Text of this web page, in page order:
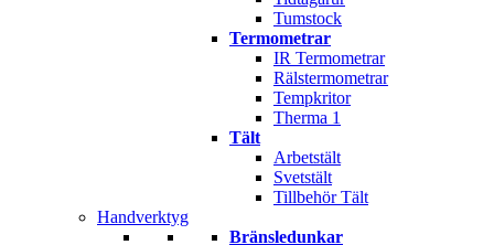
Tumstock
Termometrar
IR Termometrar
Rälstermometrar
Tempkritor
Therma 1
Tält
Arbetstält
Svetstält
Tillbehör Tält
Handverktyg
Bränsledunkar